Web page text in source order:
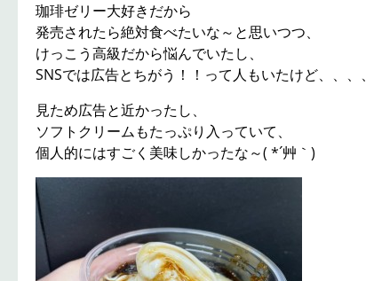
珈琲ゼリー大好きだから
発売されたら絶対食べたいな～と思いつつ、
けっこう高級だから悩んでいたし、
SNSでは広告とちがう！！って人もいたけど、、、、
見ため広告と近かったし、
ソフトクリームもたっぷり入っていて、
個人的にはすごく美味しかったな～( *´艸｀)